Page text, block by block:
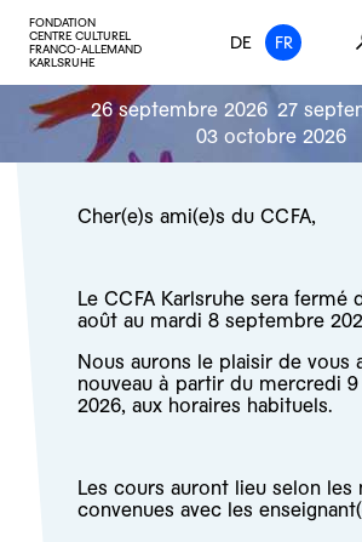
FONDATION
CENTRE CULTUREL
FRANCO-ALLEMAND
KARLSRUHE
DE FR
26 septembre 2026 27
03 octobre 2026
Cher(e)s ami(e)s du CCFA,
Le CCFA Karlsruhe sera fermé
août au mardi 8 septembre
Nous aurons le plaisir de vous
nouveau à partir du mercredi
2026, aux horaires habituels.
Les cours auront lieu selon les
convenues avec les